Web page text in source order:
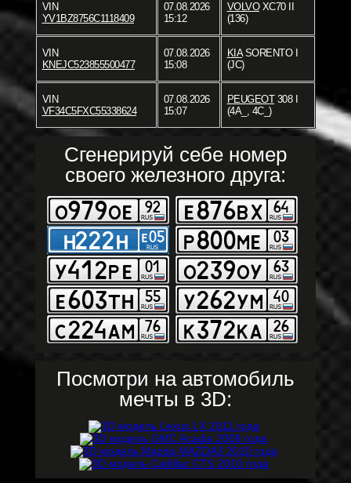
VIN
YV1BZ8756C1118409
07.08.2026
15:12
VOLVOXC70 II
(136)
VIN
KNEJC523855500477
07.08.2026
15:08
KIASORENTO I
(JC)
VIN
VF34C5FXC55338624
07.08.2026
15:07
PEUGEOT308 I
(4A_, 4C_)
Сгенерируй себе номер
своего железного друга:
Посмотри на автомобиль
мечты в 3D: